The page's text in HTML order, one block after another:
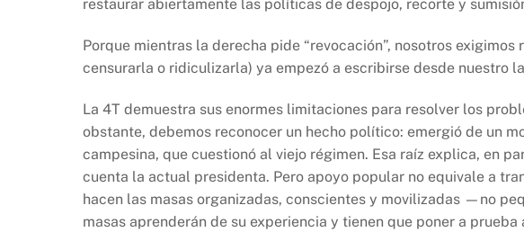
restaurar abiertamente las políticas de despojo, recorte y
Porque mientras la derecha pide “revocación”, nosotros
censurarla o ridiculizarla) ya empezó a escribirse desde nuestro
La 4T demuestra sus enormes limitaciones para resolver los
obstante, debemos reconocer un hecho político: emergió de un
campesina, que cuestionó al viejo régimen. Esa raíz explica, en
cuenta la actual presidenta. Pero apoyo popular no equivale a
hacen las masas organizadas, conscientes y movilizadas —no
masas aprenderán de su experiencia y tienen que poner a